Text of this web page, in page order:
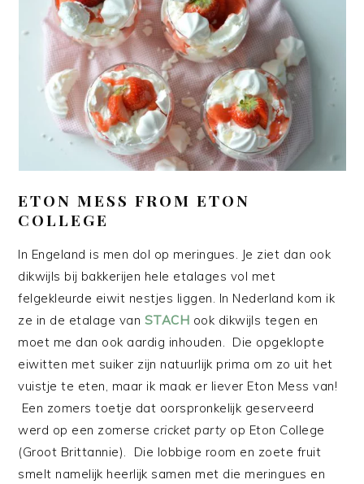
ETON MESS FROM ETON
COLLEGE
In Engeland is men dol op meringues. Je ziet dan ook
dikwijls bij bakkerijen hele etalages vol met
felgekleurde eiwit nestjes liggen. In Nederland kom ik
ze in de etalage van STACH ook dikwijls tegen en
moet me dan ook aardig inhouden. Die opgeklopte
eiwitten met suiker zijn natuurlijk prima om zo uit het
vuistje te eten, maar ik maak er liever Eton Mess van!
Een zomers toetje dat oorspronkelijk geserveerd
werd op een zomersecricket party op Eton College
(Groot Brittannie). Die lobbige room en zoete fruit
smelt namelijk heerlijk samen met die meringues en